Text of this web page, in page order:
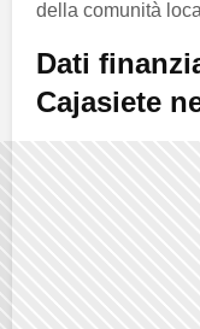
della comunità
Dati
Cajasiete